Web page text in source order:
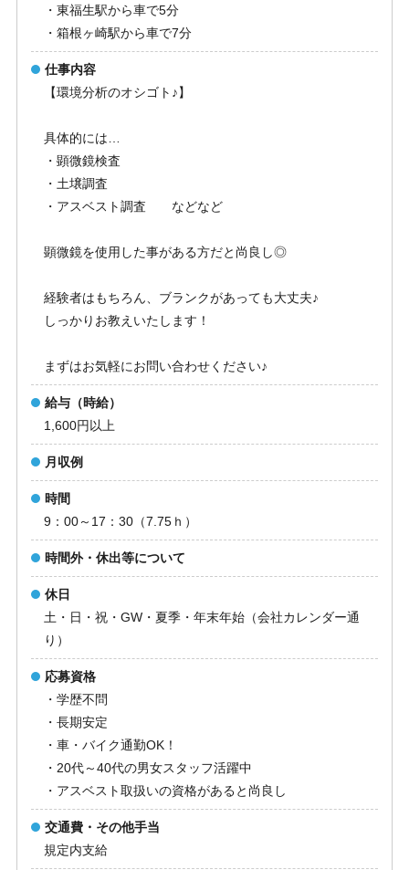
・東福生駅から車で5分
・箱根ヶ崎駅から車で7分
仕事内容
【環境分析のオシゴト♪】
具体的には…
・顕微鏡検査
・土壌調査
・アスベスト調査 などなど
顕微鏡を使用した事がある方だと尚良し◎
経験者はもちろん、ブランクがあっても大丈夫♪
しっかりお教えいたします！
まずはお気軽にお問い合わせください♪
給与（時給）
1,600円以上
月収例
時間
9：00～17：30（7.75ｈ）
時間外・休出等について
休日
土・日・祝・GW・夏季・年末年始（会社カレンダー通
り）
応募資格
・学歴不問
・長期安定
・車・バイク通勤OK！
・20代～40代の男女スタッフ活躍中
・アスベスト取扱いの資格があると尚良し
交通費・その他手当
規定内支給